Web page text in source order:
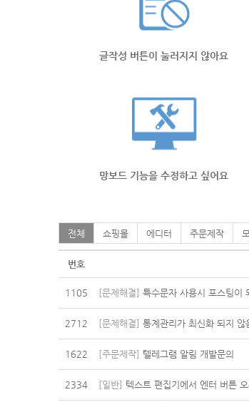
글작성 버튼이 눌러지지 않아요
망보드 기능을 수정하고 싶어요
전체 쇼핑몰 에디터 주문제작
번호
1105 [문제해결] 특수문자 사용시 포스팅이
2712 [문제해결] 통계관리가 최신화 되지 않
1622 [주문제작] 텔레그램 알림 개발문의
2334 [일반] 텍스트 편집기에서 엔터 버튼 오